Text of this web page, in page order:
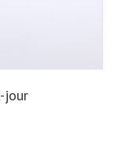
jour